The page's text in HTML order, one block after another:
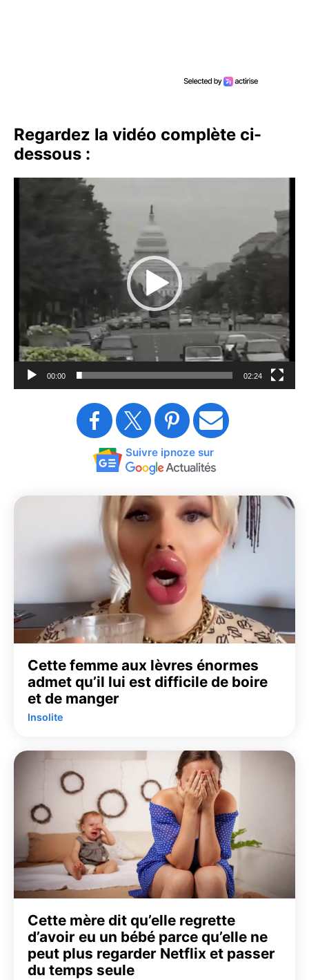
Regardez la vidéo complète ci-
dessous :
00:00 02:24
Suivre ipnoze sur
Cette femme aux lèvres énormes
admet qu’il lui est difficile de boire
et de manger
Insolite
Cette mère dit qu’elle regrette
d’avoir eu un bébé parce qu’elle ne
peut plus regarder Netflix et passer
du temps seule